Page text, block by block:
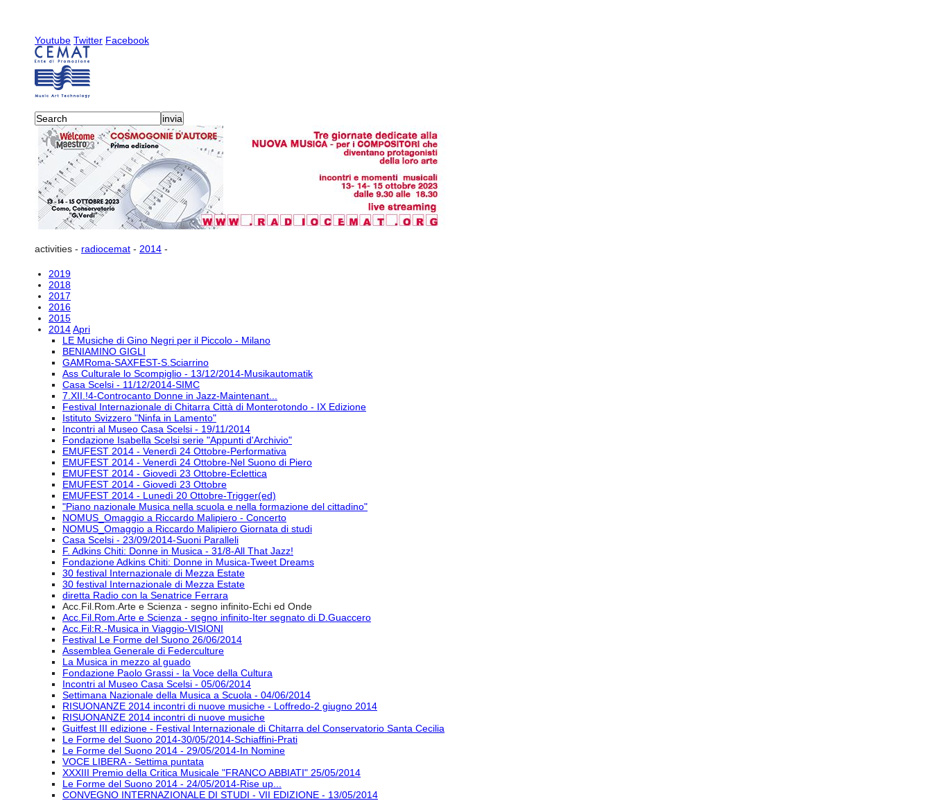
Youtube Twitter Facebook
activities - radiocemat - 2014 -
2019
2018
2017
2016
2015
2014Apri
LE Musiche di Gino Negri per il Piccolo - Milano
BENIAMINO GIGLI
GAMRoma-SAXFEST-S.Sciarrino
Ass Culturale lo Scompiglio - 13/12/2014-Musikautomatik
Casa Scelsi - 11/12/2014-SIMC
7.XII.!4-Controcanto Donne in Jazz-Maintenant...
Festival Internazionale di Chitarra Città di Monterotondo - IX Edizione
Istituto Svizzero "Ninfa in Lamento"
Incontri al Museo Casa Scelsi - 19/11/2014
Fondazione Isabella Scelsi serie "Appunti d'Archivio"
EMUFEST 2014 - Venerdì 24 Ottobre-Performativa
EMUFEST 2014 - Venerdì 24 Ottobre-Nel Suono di Piero
EMUFEST 2014 - Giovedì 23 Ottobre-Eclettica
EMUFEST 2014 - Giovedì 23 Ottobre
EMUFEST 2014 - Lunedì 20 Ottobre-Trigger(ed)
"Piano nazionale Musica nella scuola e nella formazione del cittadino"
NOMUS_Omaggio a Riccardo Malipiero - Concerto
NOMUS_Omaggio a Riccardo Malipiero Giornata di studi
Casa Scelsi - 23/09/2014-Suoni Paralleli
F. Adkins Chiti: Donne in Musica - 31/8-All That Jazz!
Fondazione Adkins Chiti: Donne in Musica-Tweet Dreams
30 festival Internazionale di Mezza Estate
30 festival Internazionale di Mezza Estate
diretta Radio con la Senatrice Ferrara
Acc.Fil.Rom.Arte e Scienza - segno infinito-Echi ed Onde
Acc.Fil.Rom.Arte e Scienza - segno infinito-Iter segnato di D.Guaccero
Acc.Fil:R.-Musica in Viaggio-VISIONI
Festival Le Forme del Suono 26/06/2014
Assemblea Generale di Federculture
La Musica in mezzo al guado
Fondazione Paolo Grassi - la Voce della Cultura
Incontri al Museo Casa Scelsi - 05/06/2014
Settimana Nazionale della Musica a Scuola - 04/06/2014
RISUONANZE 2014 incontri di nuove musiche - Loffredo-2 giugno 2014
RISUONANZE 2014 incontri di nuove musiche
Guitfest III edizione - Festival Internazionale di Chitarra del Conservatorio Santa Cecilia
Le Forme del Suono 2014-30/05/2014-Schiaffini-Prati
Le Forme del Suono 2014 - 29/05/2014-In Nomine
VOCE LIBERA - Settima puntata
XXXIII Premio della Critica Musicale "FRANCO ABBIATI" 25/05/2014
Le Forme del Suono 2014 - 24/05/2014-Rise up...
CONVEGNO INTERNAZIONALE DI STUDI - VII EDIZIONE - 13/05/2014